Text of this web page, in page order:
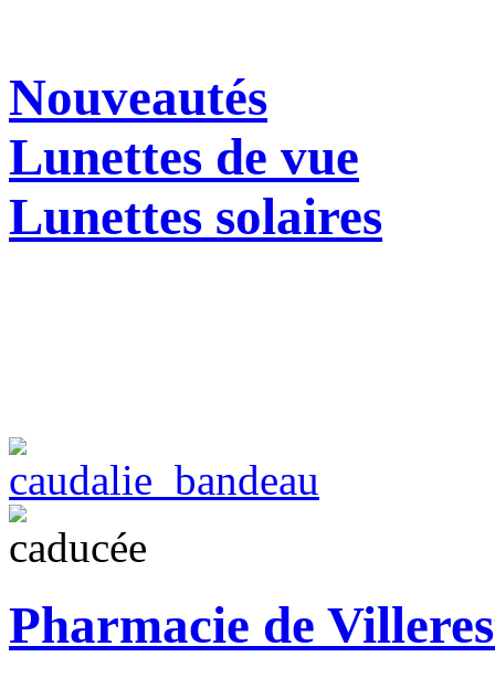
Nouveautés
Lunettes de vue
Lunettes solaires
Pharmacie de